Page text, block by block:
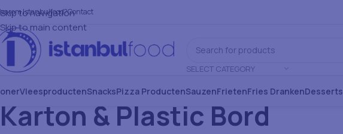
Skip to navigation
Skip to main content
Istanbulfood?Contact
SELECT CATEGORY
VleesproductenSnacksPizza ProductenSauzenFrietenFries DrankenDesserts
Karton & Plastic Bord